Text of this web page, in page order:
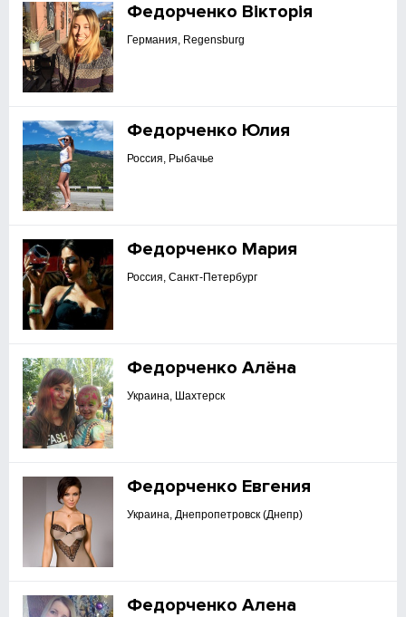
Федорченко Вікторія
Германия, Regensburg
Федорченко Юлия
Россия, Рыбачье
Федорченко Мария
Россия, Санкт-Петербург
Федорченко Алёна
Украина, Шахтерск
Федорченко Евгения
Украина, Днепропетровск (Днепр)
Федорченко Алена